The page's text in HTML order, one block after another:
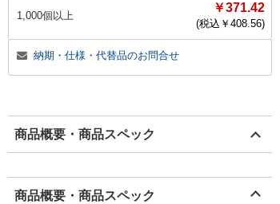
1,000個以上
￥371.42
(税込￥ 408.56)
納期・仕様・代替品のお問合せ
商品概要・商品スペック
商品概要・商品スペック